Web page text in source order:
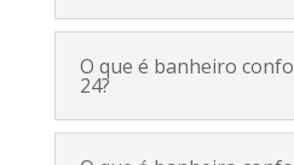
O que é banheiro
24?